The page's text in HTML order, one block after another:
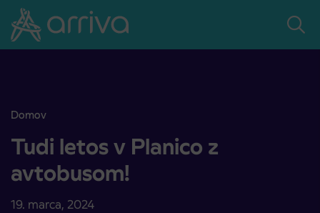
Skoči na vsebino
Domov
Tudi letos v Planico z avtobusom!
Tudi letos v Planico z
avtobusom!
19. marca, 2024